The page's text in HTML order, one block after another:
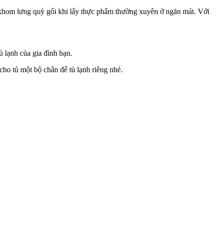
lưng quỳ gối khi lấy thực phẩm thường xuyên ở ngăn mát. Với
lạnh của gia đình bạn.
tủ một bộ chân đế tủ lạnh riêng nhé.